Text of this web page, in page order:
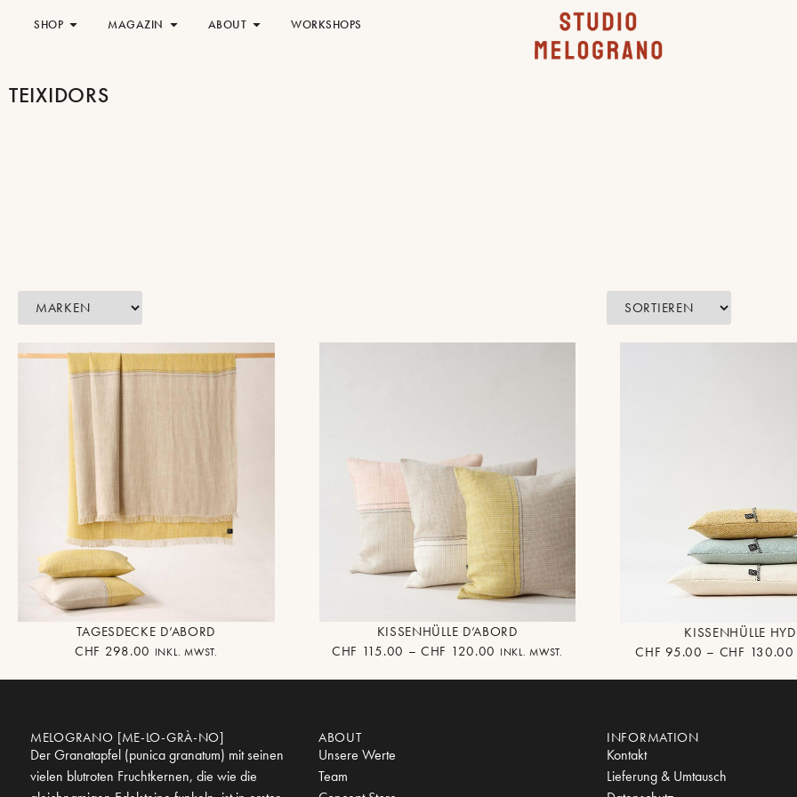
SHOP MAGAZIN ABOUT WORKSHOPS
TEIXIDORS
TAGESDECKE D’ABORD
CHF 298.00 INKL. MWST.
KISSENHÜLLE D’ABORD
CHF 115.00 – CHF 120.00 INKL. MWST.
KISSENHÜLLE
CHF 95.00 – CHF 130.00
MELOGRANO [ME-LO-GRÀ-NO]
Der Granatapfel (punica granatum) mit seinen
vielen blutroten Fruchtkernen, die wie die
ABOUT
Unsere Werte
Team
INFORMATION
Kontakt
Lieferung & Umtausch